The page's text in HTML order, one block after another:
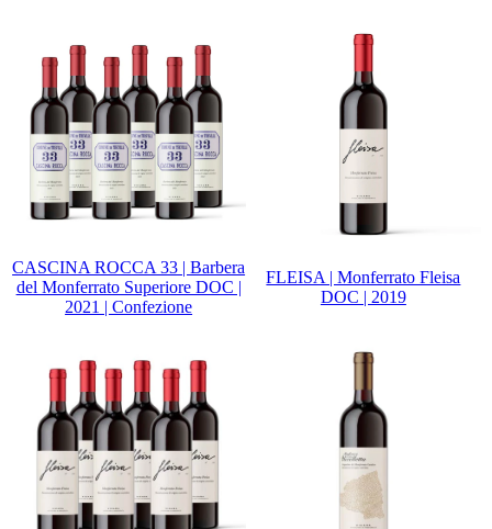
CASCINA ROCCA 33 | Barbera
del Monferrato Superiore DOC |
2021 | Confezione
FLEISA | Monferrato Fleisa
DOC | 2019